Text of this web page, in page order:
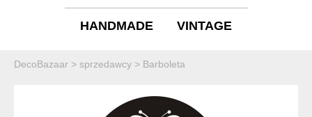
HANDMADE VINTAGE
DecoBazaar > sprzedawcy > Barboleta